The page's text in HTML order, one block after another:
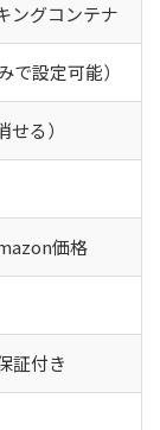
ングコンテナ
で設定可能）
る）
価格
証付き